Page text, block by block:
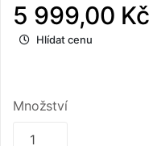
5 999,00 Kč
Hlídat cenu
Množství